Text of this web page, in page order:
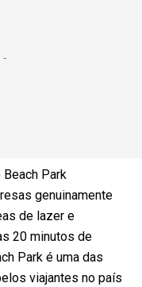
Park
genuinamente
de lazer e
20 minutos de
Park é uma das
viajantes no país